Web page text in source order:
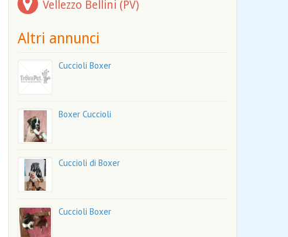
Vellezzo Bellini (PV)
Altri annunci
Cuccioli Boxer
Boxer Cuccioli
Cuccioli di Boxer
Cuccioli Boxer